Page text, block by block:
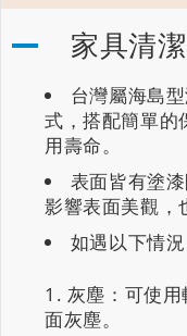
家具清潔
台灣屬海島
式，搭配簡單的
用壽命。
表面皆有塗
影響表面美觀，
如遇以下情
灰塵：可使
面灰塵。